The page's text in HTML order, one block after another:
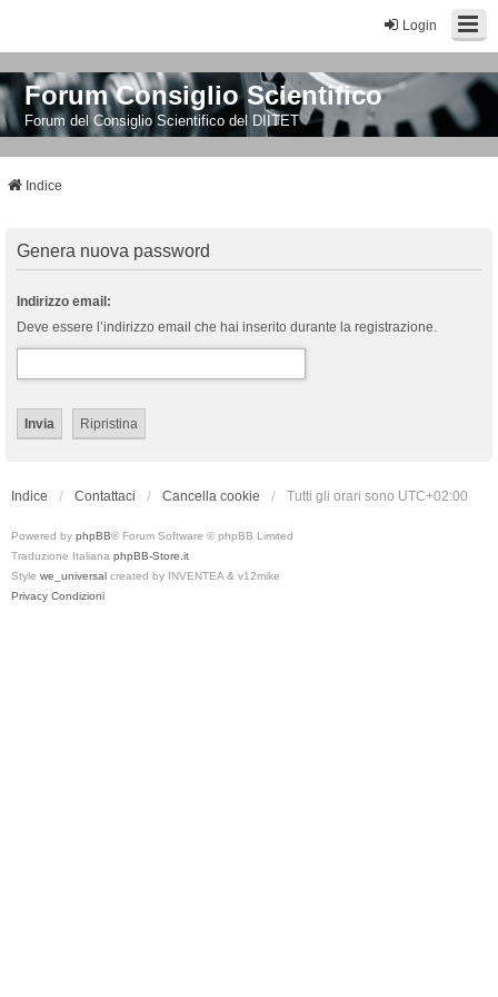
Login
Forum Consiglio Scientifico
Forum del Consiglio Scientifico del DIITET
Indice
Genera nuova password
Indirizzo email:
Deve essere l’indirizzo email che hai inserito durante la registrazione.
Indice Contattaci Cancella cookie Tutti gli orari sono UTC+02:00
Powered by phpBB® Forum Software © phpBB Limited
Traduzione Italiana phpBB-Store.it
Style we_universal created by INVENTEA & v12mike
Privacy Condizioni